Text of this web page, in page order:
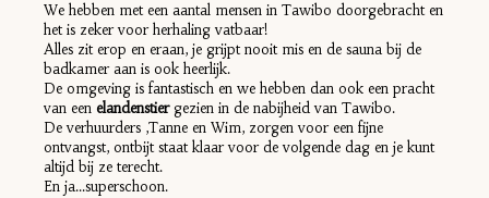
We hebben met een aantal mensen in Tawibo doorgebracht en
het is zeker voor herhaling vatbaar!
Alles zit erop en eraan, je grijpt nooit mis en de sauna bij de
badkamer aan is ook heerlijk.
De omgeving is fantastisch en we hebben dan ook een pracht
van een elandenstiergezien in de nabijheid van Tawibo.
De verhuurders ,Tanne en Wim, zorgen voor een fijne
ontvangst, ontbijt staat klaar voor de volgende dag en je kunt
altijd bij ze terecht.
En ja...superschoon.